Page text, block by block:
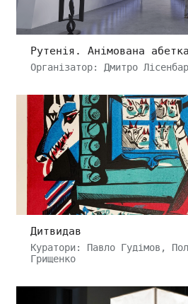
Рутенія. Анімована
Організатор: Дмитро
Дитвидав
Куратори: Павло Гудімов,
Грищенко